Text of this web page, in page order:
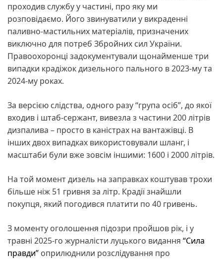
проходив службу у частині, про яку ми
розповідаємо. Його звинуватили у викраденні
паливно-мастильних матеріалів, призначених
виключно для потреб Збройних сил України.
Правоохоронці задокументували щонайменше три
випадки крадіжок дизельного пального в 2023-му та
2024-му роках.
За версією слідства, одного разу “група осіб”, до якої
входив і штаб-сержант, вивезла з частини 200 літрів
дизпалива – просто в каністрах на вантажівці. В
інших двох випадках використовували шланг, і
масштаби були вже зовсім іншими: 1600 і 2000 літрів.
На той момент дизель на заправках коштував трохи
більше ніж 51 гривня за літр. Крадії знайшли
покупця, який погодився платити по 40 гривень.
З моменту оголошення підозри пройшов рік, і у
травні 2025-го журналісти луцького видання “Сила
правди” оприлюднили розслідування про